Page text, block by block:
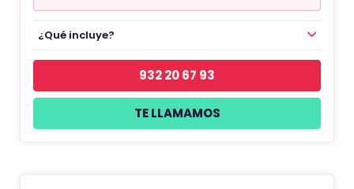
¿Qué incluye?
932 20 67 93
TE LLAMAMOS